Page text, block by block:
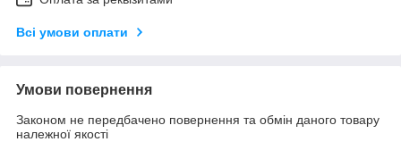
Всі умови оплати
Умови повернення
Законом не передбачено повернення та обмін даного товару
належної якості